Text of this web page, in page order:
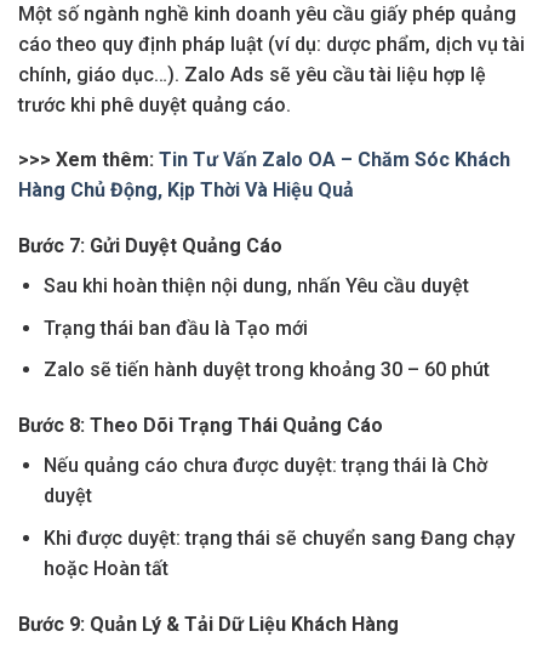
Một số ngành nghề kinh doanh yêu cầu giấy phép quảng
cáo theo quy định pháp luật (ví dụ: dược phẩm, dịch vụ tài
chính, giáo dục…). Zalo Ads sẽ yêu cầu tài liệu hợp lệ
trước khi phê duyệt quảng cáo.
>>> Xem thêm: Tin Tư Vấn Zalo OA – Chăm Sóc Khách
Hàng Chủ Động, Kịp Thời Và Hiệu Quả
Bước 7: Gửi Duyệt Quảng Cáo
Sau khi hoàn thiện nội dung, nhấn Yêu cầu duyệt
Trạng thái ban đầu là Tạo mới
Zalo sẽ tiến hành duyệt trong khoảng 30 – 60 phút
Bước 8: Theo Dõi Trạng Thái Quảng Cáo
Nếu quảng cáo chưa được duyệt: trạng thái là Chờ
duyệt
Khi được duyệt: trạng thái sẽ chuyển sang Đang chạy
hoặc Hoàn tất
Bước 9: Quản Lý & Tải Dữ Liệu Khách Hàng